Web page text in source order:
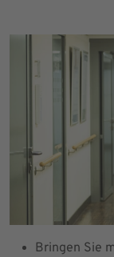
Bringen Sie